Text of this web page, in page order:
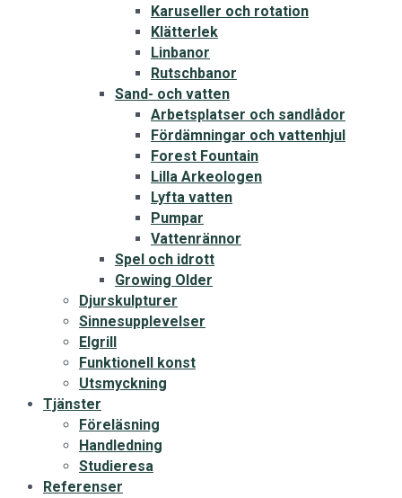
Karuseller och rotation
Klätterlek
Linbanor
Rutschbanor
Sand- och vatten
Arbetsplatser och sandlådor
Fördämningar och vattenhjul
Forest Fountain
Lilla Arkeologen
Lyfta vatten
Pumpar
Vattenrännor
Spel och idrott
Growing Older
Djurskulpturer
Sinnesupplevelser
Elgrill
Funktionell konst
Utsmyckning
Tjänster
Föreläsning
Handledning
Studieresa
Referenser